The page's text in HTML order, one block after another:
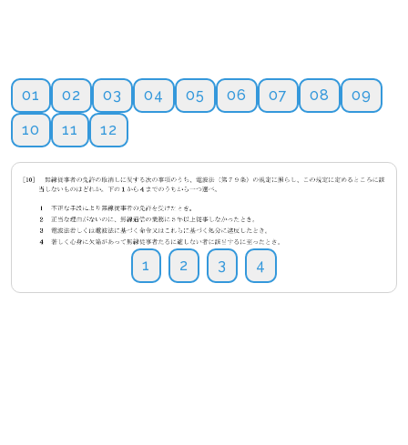
01 02 03 04 05 06 07 08
09
10
11 12
1 2 3 4